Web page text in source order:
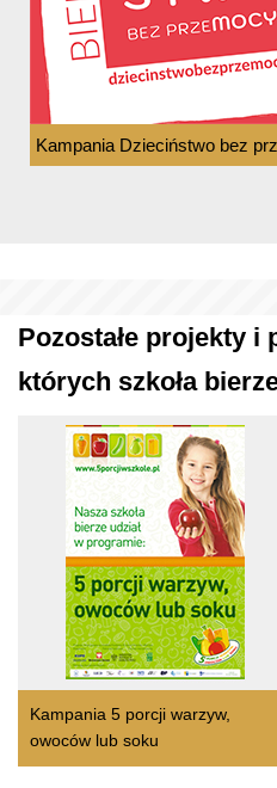
Kampania Dzieciństwo bez
Pozostałe projekty i
których szkoła
Kampania 5 porcji warzyw,
owoców lub soku